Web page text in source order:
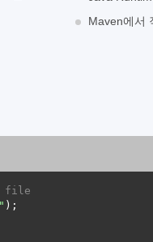
Maven에서
file